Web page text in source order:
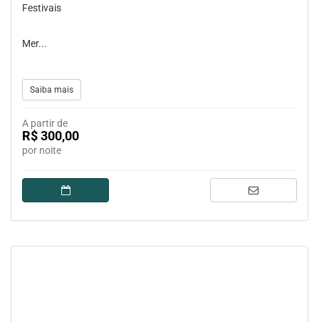
Festivais
Mer...
Saiba mais
A partir de
R$ 300,00
por noite